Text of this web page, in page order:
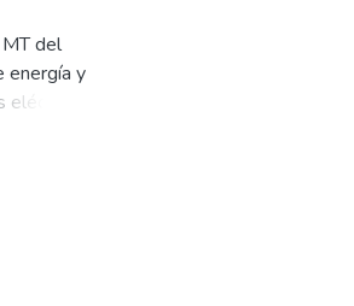
del
energía y